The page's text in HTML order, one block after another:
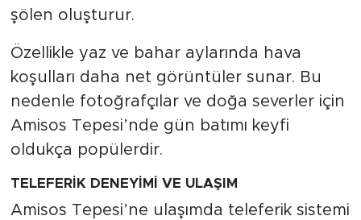
şölen oluşturur.
Özellikle yaz ve bahar aylarında hava
koşulları daha net görüntüler sunar. Bu
nedenle fotoğrafçılar ve doğa severler için
Amisos Tepesi’nde gün batımı keyfi
oldukça popülerdir.
TELEFERİK DENEYİMİ VE ULAŞIM
Amisos Tepesi’ne ulaşımda teleferik sistemi